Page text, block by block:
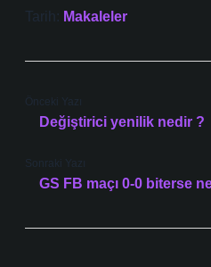
Tarih: Makaleler
Önceki Yazı
Değiştirici yenilik nedir ?
Sonraki Yazı
GS FB maçı 0-0 biterse